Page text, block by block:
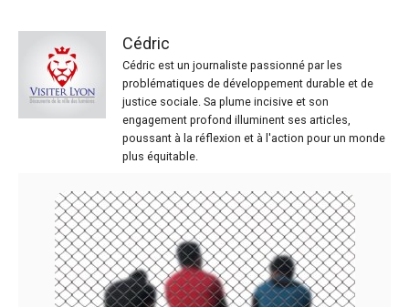
Cédric
Cédric est un journaliste passionné par les
problématiques de développement durable et de
justice sociale. Sa plume incisive et son
engagement profond illuminent ses articles,
poussant à la réflexion et à l'action pour un monde
plus équitable.